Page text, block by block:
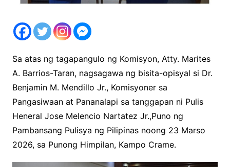
Sa atas ng tagapangulo ng Komisyon, Atty. Marites
A. Barrios-Taran, nagsagawa ng bisita-opisyal si Dr.
Benjamin M. Mendillo Jr., Komisyoner sa
Pangasiwaan at Pananalapi sa tanggapan ni Pulis
Heneral Jose Melencio Nartatez Jr.,Puno ng
Pambansang Pulisya ng Pilipinas noong 23 Marso
2026, sa Punong Himpilan, Kampo Crame.